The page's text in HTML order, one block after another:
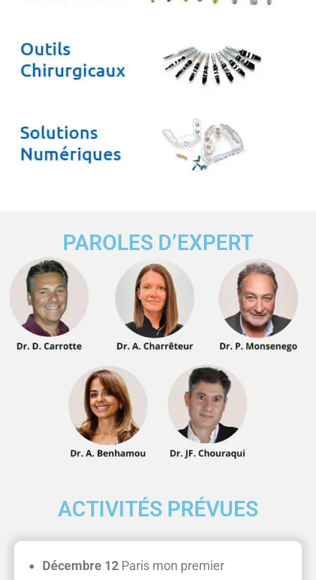
PAROLES D’EXPERT
ACTIVITÉS PRÉVUES
Décembre 12 Paris mon premier